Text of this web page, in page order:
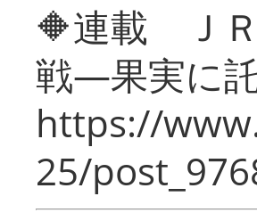
🔶連載 Ｊ
戦―果実に
https://
25/